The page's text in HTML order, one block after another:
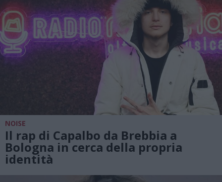
NOISE
Il rap di Capalbo da Brebbia a
Bologna in cerca della propria
identità